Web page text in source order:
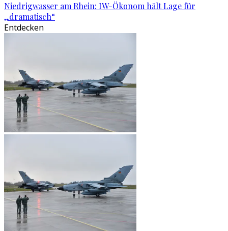
Niedrigwasser am Rhein: IW-Ökonom hält Lage für
„dramatisch“
Entdecken